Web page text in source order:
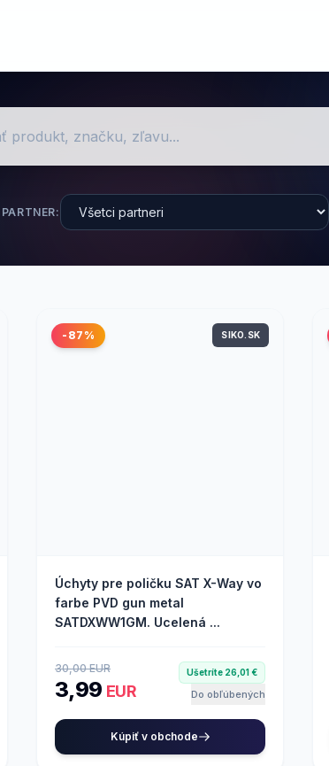
PARTNER:
-87% SIKO.SK
Úchyty pre poličku SAT X-Way vo
farbe PVD gun metal
SATDXWW1GM. Ucelená ...
30,00 EUR
3,99 EUR
Ušetríte 26,01 €
Do obľúbených
Kúpiť v obchode